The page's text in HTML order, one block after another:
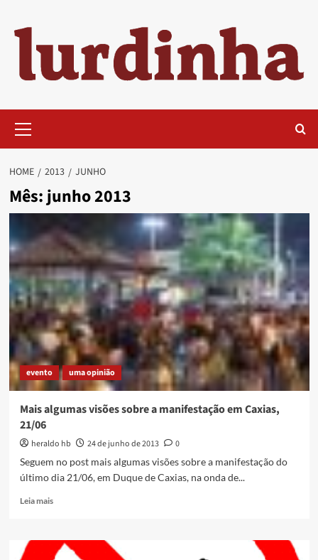
content
Menu
HOME 2013 JUNHO
Mês:junho 2013
evento uma opinião
Mais algumas visões sobre a manifestação em Caxias,
21/06
heraldo hb 24 de junho de 2013
0
Seguem no post mais algumas visões sobre a manifestação do
último dia 21/06, em Duque de Caxias, na onda de...
Leia maisRead
Mais
algumas